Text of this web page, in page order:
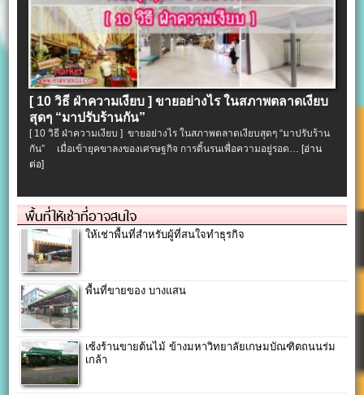
[ 10 วิธี ฝ่าความเงียบ ] ขายอย่างไร ในสภาพตลาดเงียบ
สุดๆ “มาปรับร้านกัน”
[ 10 วิธี ฝ่าความเงียบ ] ขายอย่างไร ในสภาพตลาดเงียบสุดๆ “มาปรับร้าน
กัน” เมื่อเข้ายุคขาลงของเศรษฐกิจ การดิ้นรนเพื่อความอยู่รอด…[อ่าน
ต่อ]
พื้นที่ให้เช่าที่อาจสนใจ
ให้เช่าพื้นที่สำหรับผู้ที่สนใจทำธุรกิจ
พื้นที่ขายของ บางแสน
เซ้งร้านขายต้นไม้ ข้างมหาวิทยาลัยเกษมบัณฑิตถนนร่ม
เกล้า